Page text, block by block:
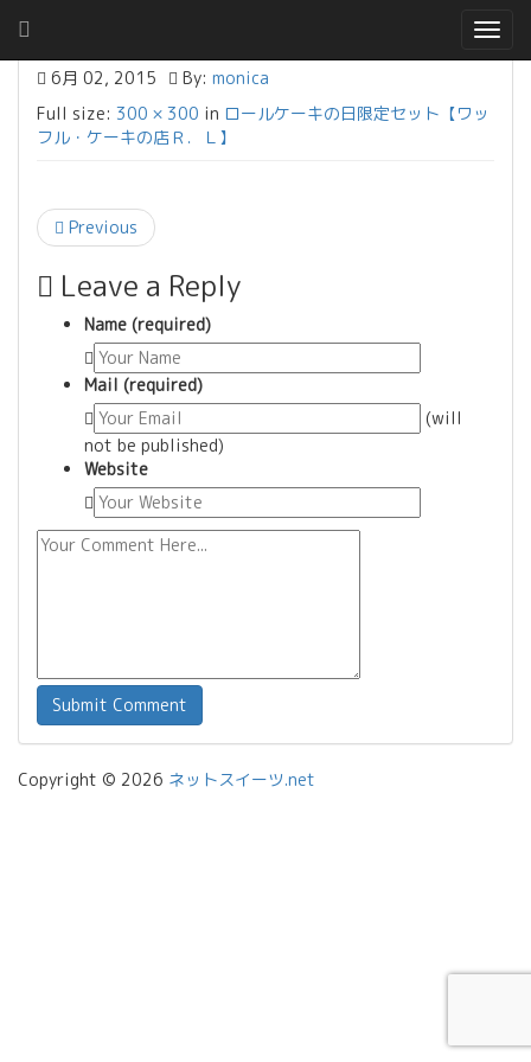
6月 02, 2015
By: monica
Full size: 300 × 300 in ロールケーキの日限定セット【ワッ
フル・ケーキの店Ｒ．Ｌ】
Previous
Leave a Reply
Name (required)
Mail (required)
(will
not be published)
Website
Copyright © 2026 ネットスイーツ.net